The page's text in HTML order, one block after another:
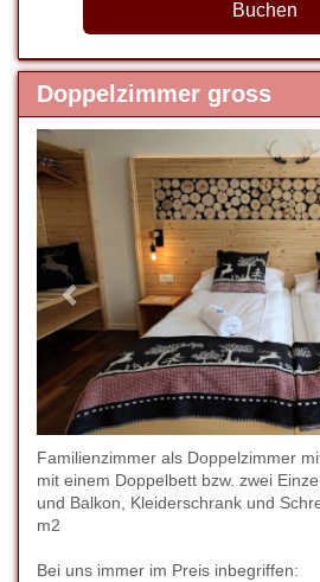
Doppelzimmer gross
Previous
Familienzimmer als Doppelzimmer
mit einem Doppelbett bzw. zwei
und Balkon, Kleiderschrank und
m2
Bei uns immer im Preis inbegriffen: